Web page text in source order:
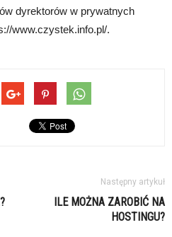
dyrektorów w prywatnych
www.czystek.info.pl/.
Następny artykuł
ILE MOŻNA ZAROBIĆ NA
HOSTINGU?